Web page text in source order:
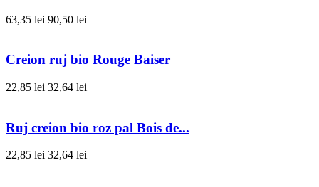
63,35 lei 90,50 lei
Creion ruj bio Rouge Baiser
22,85 lei 32,64 lei
Ruj creion bio roz pal Bois de...
22,85 lei 32,64 lei